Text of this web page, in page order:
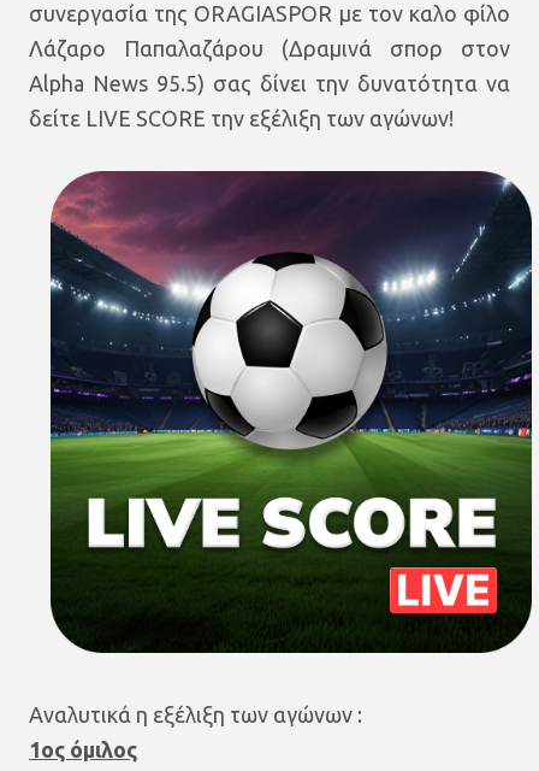
συνεργασία της ORAGIASPOR με τον καλο φίλο
Λάζαρο Παπαλαζάρου (Δραμινά σπορ στον
Alpha News 95.5) σας δίνει την δυνατότητα να
δείτε LIVE SCORE την εξέλιξη των αγώνων!
Αναλυτικά η εξέλιξη των αγώνων :
1ος όμιλος